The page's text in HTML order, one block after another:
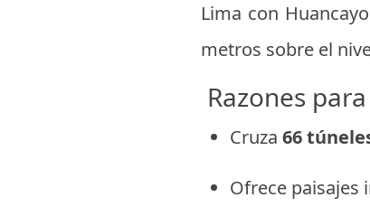
Lima con
metros sobre el
Razones
Cruza 66
Ofrece paisajes